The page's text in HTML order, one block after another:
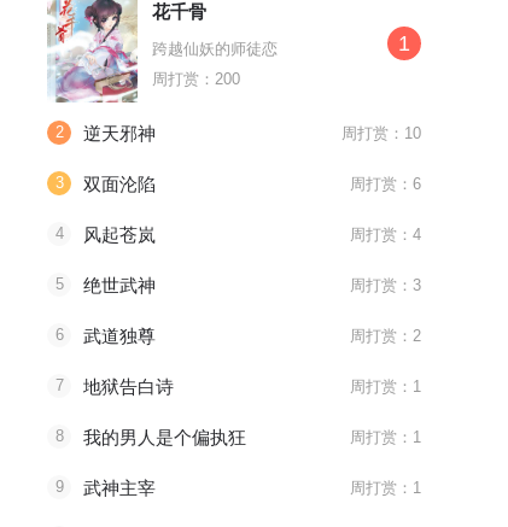
花千骨
跨越仙妖的师徒恋
周打赏：200
1
2 逆天邪神 周打赏：10
3 双面沦陷 周打赏：6
4 风起苍岚 周打赏：4
5 绝世武神 周打赏：3
6 武道独尊 周打赏：2
7 地狱告白诗 周打赏：1
8 我的男人是个偏执狂 周打赏：1
9 武神主宰 周打赏：1